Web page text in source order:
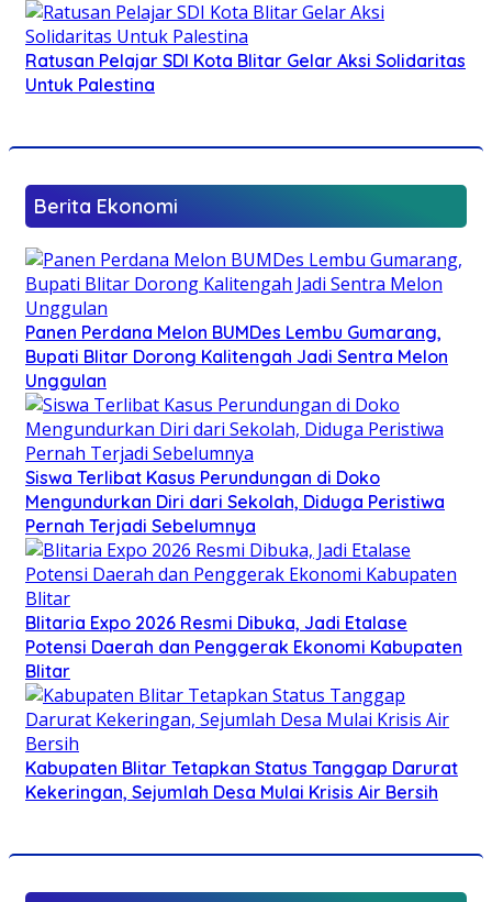
Ratusan Pelajar SDI Kota Blitar Gelar Aksi Solidaritas
Untuk Palestina
Berita Ekonomi
Panen Perdana Melon BUMDes Lembu Gumarang,
Bupati Blitar Dorong Kalitengah Jadi Sentra Melon
Unggulan
Siswa Terlibat Kasus Perundungan di Doko
Mengundurkan Diri dari Sekolah, Diduga Peristiwa
Pernah Terjadi Sebelumnya
Blitaria Expo 2026 Resmi Dibuka, Jadi Etalase
Potensi Daerah dan Penggerak Ekonomi Kabupaten
Blitar
Kabupaten Blitar Tetapkan Status Tanggap Darurat
Kekeringan, Sejumlah Desa Mulai Krisis Air Bersih